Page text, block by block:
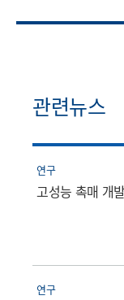
관련뉴스
연구
고성능 촉매 개
연구